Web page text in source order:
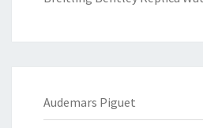
Audemars Piguet